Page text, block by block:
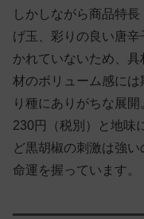
しかしながら商品特
げ玉、彩りの良い唐辛
かれていないため、
材のボリューム感に
り種にありがちな展
230円（税別）と地味
ど黒胡椒の刺激は強
命運を握っています。